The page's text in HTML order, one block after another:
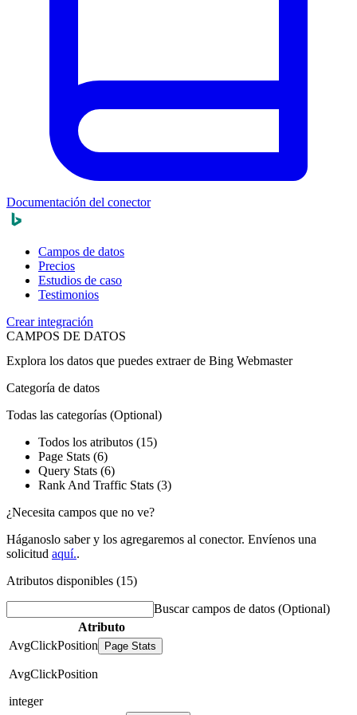
Documentación del conector
Campos de datos
Precios
Estudios de caso
Testimonios
Crear integración
CAMPOS DE DATOS
Explora los datos que puedes extraer de Bing Webmaster
Categoría de datos
Todas las categorías (Optional)
Todos los atributos (15)
Page Stats (6)
Query Stats (6)
Rank And Traffic Stats (3)
¿Necesita campos que no ve?
Háganoslo saber y los agregaremos al conector. Envíenos una
solicitud aquí..
Atributos disponibles (15)
Buscar campos de datos (Optional)
Atributo
AvgClickPosition
Page Stats
AvgClickPosition
integer